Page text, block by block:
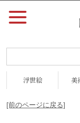
浮世絵 美
[前のページに戻る]